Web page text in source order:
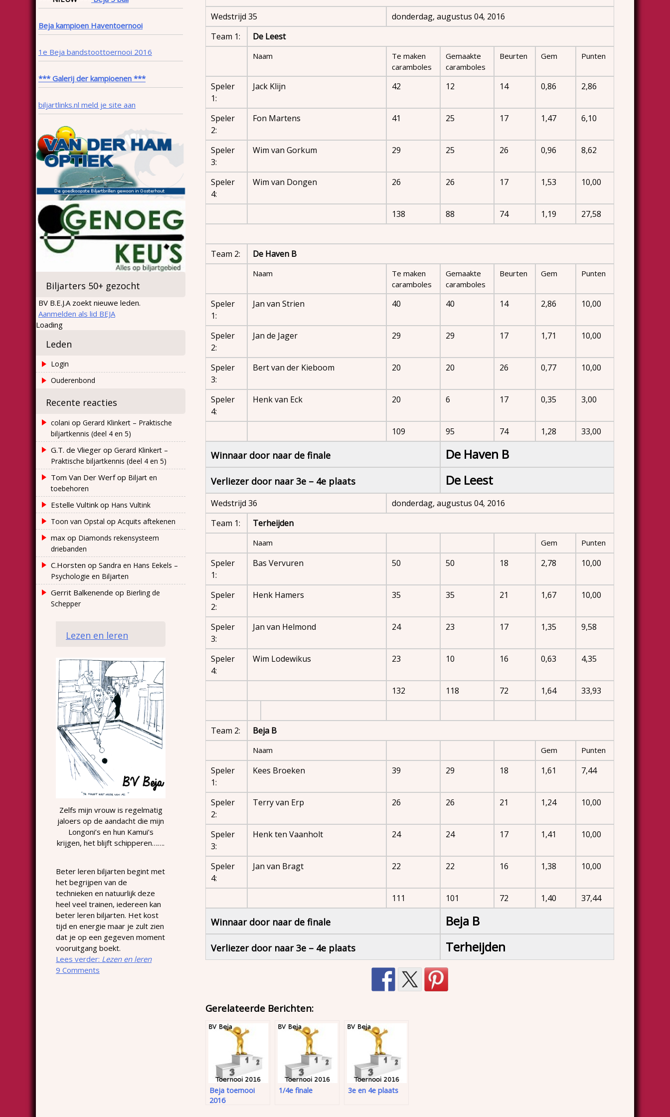
Wedstrijd 35
donderdag, augustus 04, 2016
Team 1:
De Leest
Naam
Te maken
caramboles
Gemaakte
caramboles
Beurten Gem Punten
Speler
1:
Jack Klijn 42 12 14 0,86 2,86
Speler
2:
Fon Martens 41 25 17 1,47 6,10
Speler
3:
Wim van Gorkum 29 25 26 0,96 8,62
Speler
4:
Wim van Dongen 26 26 17 1,53 10,00
138 88 74 1,19 27,58
Team 2: De Haven B
Naam
Te maken
caramboles
Gemaakte
caramboles
Beurten Gem Punten
Speler
1:
Jan van Strien 40 40 14 2,86 10,00
Speler
2:
Jan de Jager 29 29 17 1,71 10,00
Speler
3:
Bert van der Kieboom 20 20 26 0,77 10,00
Speler
4:
Henk van Eck 20 6 17 0,35 3,00
109 95 74 1,28 33,00
Winnaar door naar de finale De Haven B
Verliezer door naar 3e – 4e plaats De Leest
Wedstrijd 36
donderdag, augustus 04, 2016
Team 1:
Terheijden
Naam Gem Punten
Speler
1:
Bas Vervuren 50 50 18 2,78 10,00
Speler
2:
Henk Hamers 35 35 21 1,67 10,00
Speler
3:
Jan van Helmond 24 23 17 1,35 9,58
Speler
4:
Wim Lodewikus 23 10 16 0,63 4,35
132 118 72 1,64 33,93
Team 2: Beja B
Naam Gem Punten
Speler
1:
Kees Broeken 39 29 18 1,61 7,44
Speler
2:
Terry van Erp 26 26 21 1,24 10,00
Speler
3:
Henk ten Vaanholt 24 24 17 1,41 10,00
Speler
4:
Jan van Bragt 22 22 16 1,38 10,00
111 101 72 1,40 37,44
Winnaar door naar de finale Beja B
Verliezer door naar 3e – 4e plaats Terheijden
Gerelateerde Berichten:
Beja toernooi
2016
1/4e finale 3e en 4e plaats
Beja kampioen Haventoernooi
1e Beja bandstoottoernooi 2016
*** Galerij der kampioenen ***
biljartlinks.nl meld je site aan
Biljarters 50+ gezocht
BV B.E.J.A zoekt nieuwe leden.
Aanmelden als lid BEJA
Loading
Leden
Login
Ouderenbond
Recente reacties
colani op Gerard Klinkert – Praktische
biljartkennis (deel 4 en 5)
G.T. de Vlieger op Gerard Klinkert –
Praktische biljartkennis (deel 4 en 5)
Tom Van Der Werfop Biljart en
toebehoren
Estelle Vultink op Hans Vultink
Toon van Opstal op Acquits aftekenen
max op Diamonds rekensysteem
driebanden
C.Horsten op Sandra en Hans Eekels –
Psychologie en Biljarten
Gerrit Balkenende op Bierling de
Schepper
Lezen en leren
Zelfs mijn vrouw is regelmatig
jaloers op de aandacht die mijn
Longoni’s en hun Kamui’s
krijgen, het blijft schipperen…….
Beter leren biljarten begint met
het begrijpen van de
technieken en natuurlijk deze
heel veel trainen, iedereen kan
beter leren biljarten. Het kost
tijd en energie maar je zult zien
dat je op een gegeven moment
vooruitgang boekt.
Lees verder: Lezen en leren
9 Comments